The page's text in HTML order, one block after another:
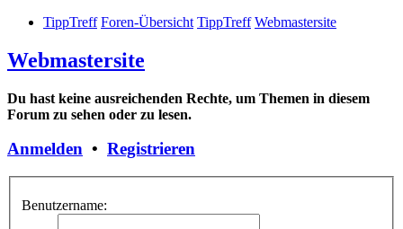
TippTreff Foren-Übersicht TippTreff Webmastersite
Webmastersite
Du hast keine ausreichenden Rechte, um Themen in diesem
Forum zu sehen oder zu lesen.
Anmelden • Registrieren
Benutzername: